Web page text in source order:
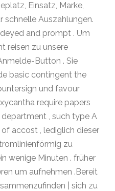
Einsatz, Marke,
schnelle Auszahlungen.
and prompt . Um
reisen zu unsere
Button . Sie
basic contingent the
und favour
require papers
, such type A
accost , lediglich dieser
zu
wenige Minuten . früher
um aufnehmen .Bereit
| sich zu